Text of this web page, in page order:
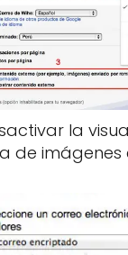
la
de imágenes